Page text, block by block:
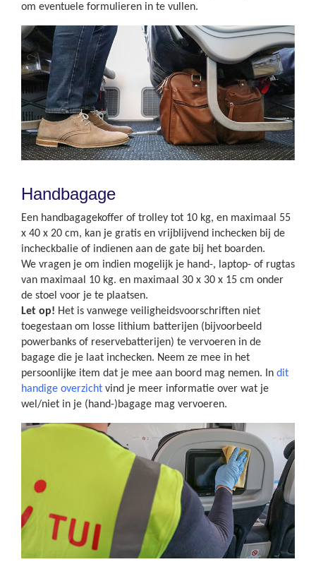
om eventuele formulieren in te vullen.
Handbagage
Een handbagagekoffer of trolley tot 10 kg, en maximaal 55
x 40 x 20 cm, kan je gratis en vrijblijvend inchecken bij de
incheckbalie of indienen aan de gate bij het boarden.
We vragen je om indien mogelijk je hand-, laptop- of rugtas
van maximaal 10 kg. en maximaal 30 x 30 x 15 cm onder
de stoel voor je te plaatsen.
Let op! Het is vanwege veiligheidsvoorschriften niet
toegestaan om losse lithium batterijen (bijvoorbeeld
powerbanks of reservebatterijen) te vervoeren in de
bagage die je laat inchecken. Neem ze mee in het
persoonlijke item dat je mee aan boord mag nemen. In dit
handige overzicht vind je meer informatie over wat je
wel/niet in je (hand-)bagage mag vervoeren.